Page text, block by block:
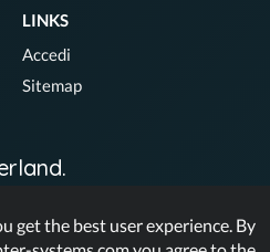
LINKS
Accedi
Sitemap
get the best user experience. By